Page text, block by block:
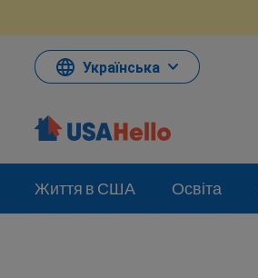
Українська
Життя в США Освіта